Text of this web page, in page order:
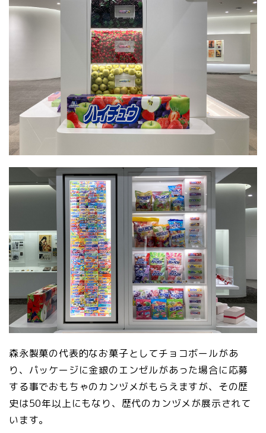
森永製菓の代表的なお菓子としてチョコボールがあ
り、パッケージに金銀のエンゼルがあった場合に応募
する事でおもちゃのカンヅメがもらえますが、その歴
史は50年以上にもなり、歴代のカンヅメが展示されて
います。